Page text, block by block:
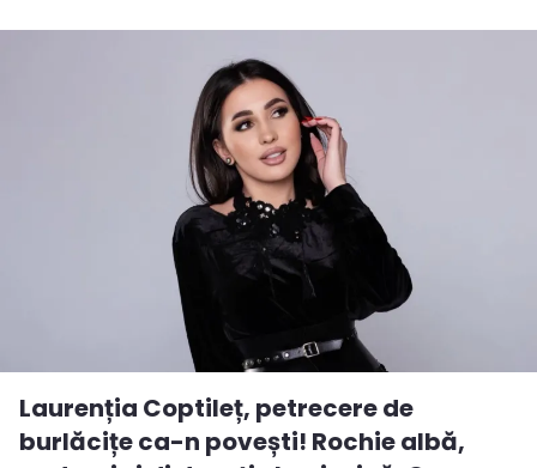
Laurenția Coptileț, petrecere de
burlăcițe ca-n povești! Rochie albă,